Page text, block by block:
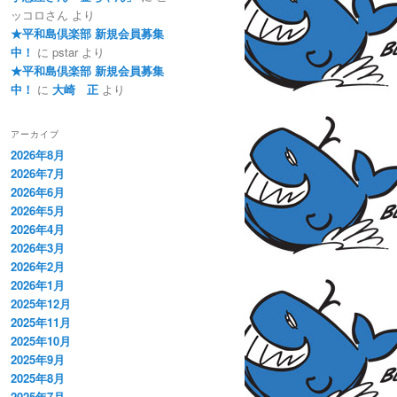
ッコロさん より
★平和島倶楽部 新規会員募集
中！ に pstar より
★平和島倶楽部 新規会員募集
中！ に 大崎 正 より
アーカイブ
2026年8月
2026年7月
2026年6月
2026年5月
2026年4月
2026年3月
2026年2月
2026年1月
2025年12月
2025年11月
2025年10月
2025年9月
2025年8月